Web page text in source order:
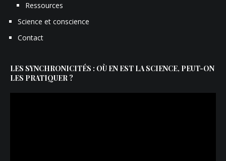
Ressources
Science et conscience
Contact
LES SYNCHRONICITÉS : OÙ EN EST LA SCIENCE, PEUT-ON
LES PRATIQUER ?